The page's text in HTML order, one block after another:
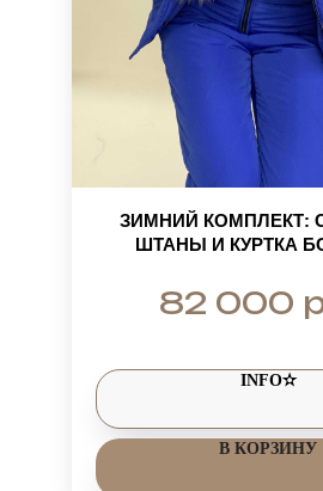
ЗИМНИЙ КОМПЛЕКТ:
ШТАНЫ И КУРТКА
82 000
INFO✫
В КОРЗИНУ